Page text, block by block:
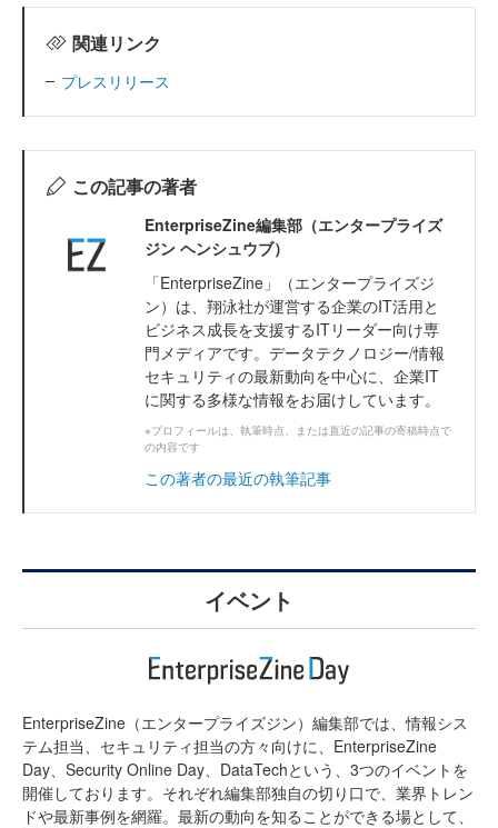
関連リンク
プレスリリース
この記事の著者
EnterpriseZine編集部（エンタープライズ
ジン ヘンシュウブ）
「EnterpriseZine」（エンタープライズジ
ン）は、翔泳社が運営する企業のIT活用と
ビジネス成長を支援するITリーダー向け専
門メディアです。データテクノロジー/情報
セキュリティの最新動向を中心に、企業IT
に関する多様な情報をお届けしています。
※プロフィールは、執筆時点、または直近の記事の寄稿時点で
の内容です
この著者の最近の執筆記事
イベント
EnterpriseZine（エンタープライズジン）編集部では、情報シス
テム担当、セキュリティ担当の方々向けに、EnterpriseZine
Day、Security Online Day、DataTechという、3つのイベントを
開催しております。それぞれ編集部独自の切り口で、業界トレン
ドや最新事例を網羅。最新の動向を知ることができる場として、